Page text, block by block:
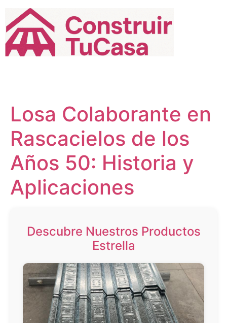
contenido
Losa Colaborante en
Rascacielos de los
Años 50: Historia y
Aplicaciones
Descubre Nuestros Productos
Estrella